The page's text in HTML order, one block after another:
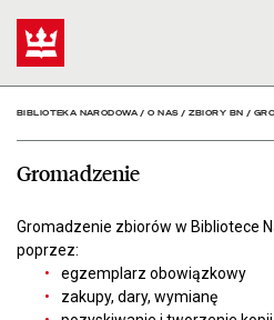
BIBLIOTEKA NARODOWA/O NAS/ ZBIORY BN /
Gromadzenie
Gromadzenie zbiorów w Bibliotece
poprzez:
egzemplarz obowiązkowy
zakupy, dary, wymianę